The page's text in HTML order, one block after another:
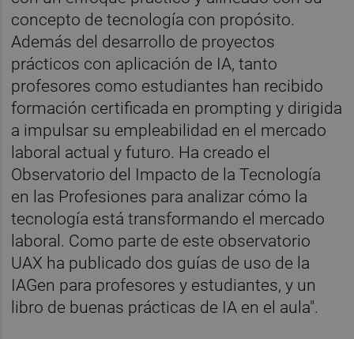
concepto de tecnología con propósito.
Además del desarrollo de proyectos
prácticos con aplicación de IA, tanto
profesores como estudiantes han recibido
formación certificada en prompting y dirigida
a impulsar su empleabilidad en el mercado
laboral actual y futuro. Ha creado el
Observatorio del Impacto de la Tecnología
en las Profesiones para analizar cómo la
tecnología está transformando el mercado
laboral. Como parte de este observatorio
UAX ha publicado dos guías de uso de la
IAGen para profesores y estudiantes, y un
libro de buenas prácticas de IA en el aula".